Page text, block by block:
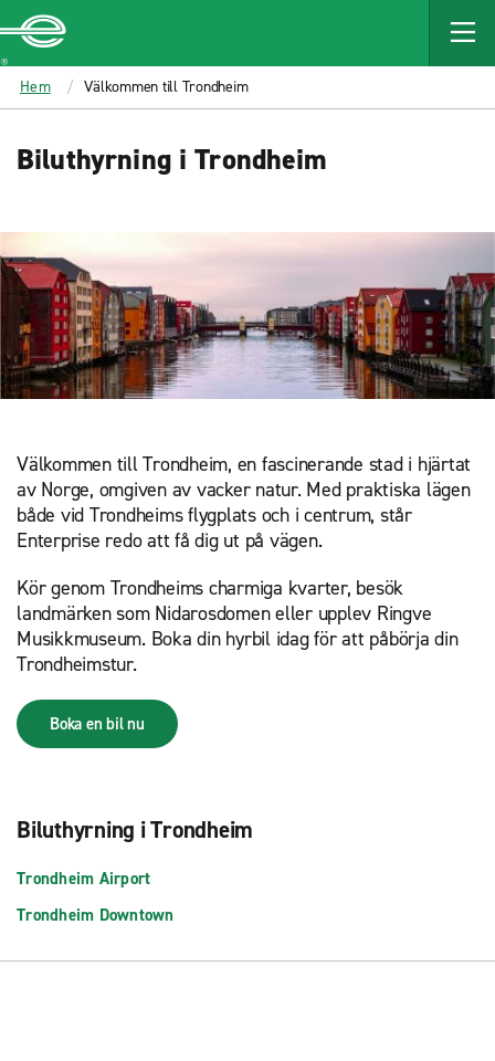
MAIN
CONTENT
Enterprise
Hem Välkommen till Trondheim
Biluthyrning i Trondheim
Välkommen till Trondheim, en fascinerande stad i hjärtat
av Norge, omgiven av vacker natur. Med praktiska lägen
både vid Trondheims flygplats och i centrum, står
Enterprise redo att få dig ut på vägen.
Kör genom Trondheims charmiga kvarter, besök
landmärken som Nidarosdomen eller upplev Ringve
Musikkmuseum. Boka din hyrbil idag för att påbörja din
Trondheimstur.
Boka en bil nu
Biluthyrning i Trondheim
Trondheim Airport
Trondheim Downtown